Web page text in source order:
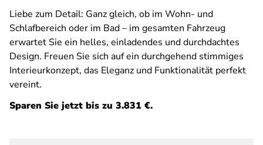
Liebe zum Detail: Ganz gleich, ob im Wohn- und
Schlafbereich oder im Bad – im gesamten Fahrzeug
erwartet Sie ein helles, einladendes und durchdachtes
Design. Freuen Sie sich auf ein durchgehend stimmiges
Interieurkonzept, das Eleganz und Funktionalität perfekt
vereint.
Sparen Sie jetzt bis zu 3.831 €.